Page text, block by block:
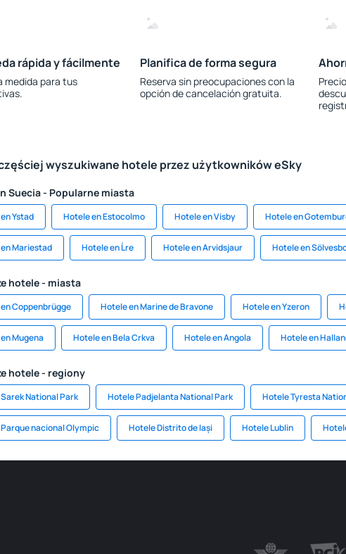
rápida y fácilmente
medida para tus
Planifica de forma segura
Reserva sin preocupaciones con la
opción de cancelación gratuita.
wyszukiwane hotele przez użytkowników eSky
Suecia - Popularne miasta
Ystad Hotele en Estocolmo Hotele en Visby Hotele en
Mariestad Hotele en Ĺre Hotele en Arvidsjaur Hotele en
hotele - miasta
Coppenbrügge Hotele en Marine de Bravone Hotele en Yzeron
Mugena Hotele en Bela Crkva Hotele en Angola Hotele en
hotele - regiony
National Park Hotele Padjelanta National Park Hotele Tyresta
nacional Olympic Hotele Distrito de Iași Hotele Lublin